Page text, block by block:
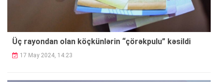
Üç rayondan olan köçkünlərin “çörəkpulu” kəsildi
17 May 2024, 14:23